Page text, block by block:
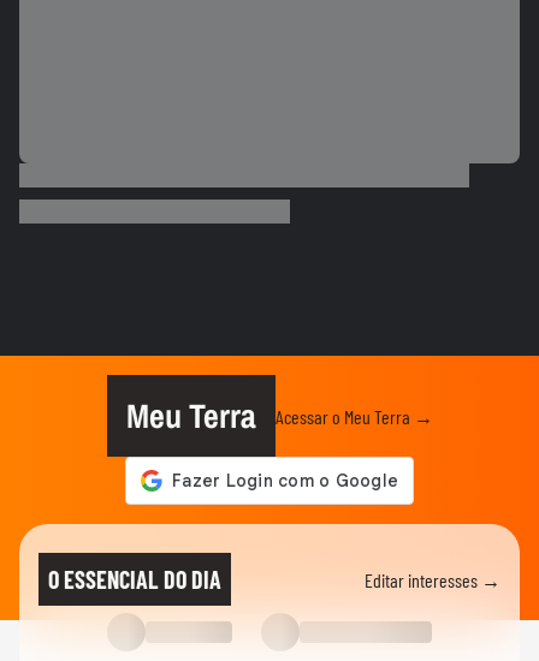
campo: 'Existe diferença entre...
00:26
Por que o corpo treme durante a prancha?
Vídeo mostra o momento em que jogador
do São Paulo atropela idoso...
Vídeo mostra o momento em que Nicolas,
Meu Terra Acessar o Meu Terra →
O ESSENCIAL DO DIA Editar interesses →